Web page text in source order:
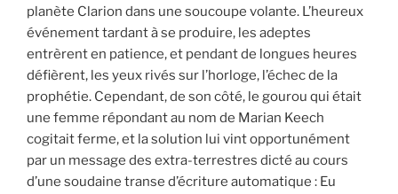
planète Clarion dans une soucoupe volante. L’heureux
événement tardant à se produire, les adeptes
entrèrent en patience, et pendant de longues heures
défièrent, les yeux rivés sur l’horloge, l’échec de la
prophétie. Cependant, de son côté, le gourou qui était
une femme répondant au nom de Marian Keech
cogitait ferme, et la solution lui vint opportunément
par un message des extra-terrestres dicté au cours
d’une soudaine transe d’écriture automatique : Eu